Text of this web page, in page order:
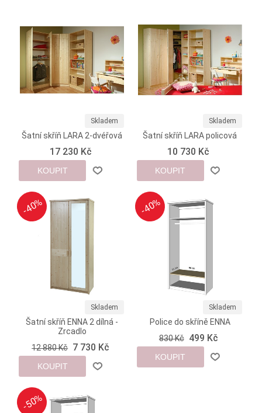
Skladem
Šatní skříň LARA 2-dvéřová
17 230 Kč
KOUPIT
Skladem
Šatní skříň LARA policová
10 730 Kč
KOUPIT
-40%
-40%
Skladem
Šatní skříň ENNA 2 dílná -
Zrcadlo
12 880 Kč 7 730 Kč
KOUPIT
-40%
-40%
Skladem
Police do skříně ENNA
830 Kč 499 Kč
KOUPIT
-50%
-50%